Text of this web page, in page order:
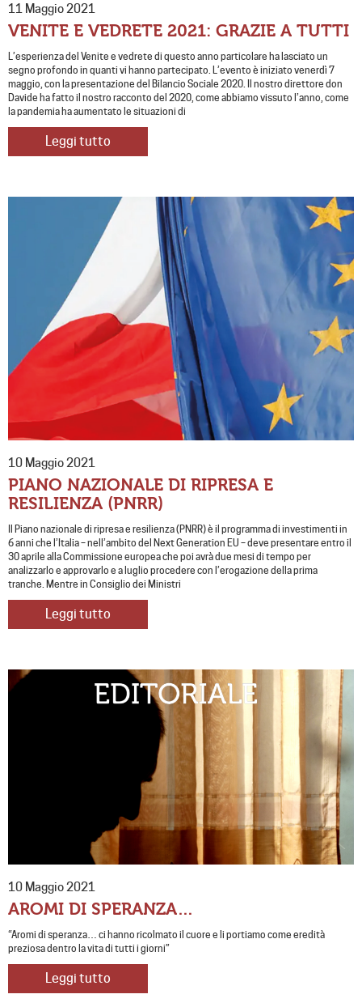
11 Maggio 2021
VENITE E VEDRETE 2021: GRAZIE A TUTTI
L’esperienza del Venite e vedrete di questo anno particolare ha lasciato un
segno profondo in quanti vi hanno partecipato. L’evento è iniziato venerdì 7
maggio, con la presentazione del Bilancio Sociale 2020. Il nostro direttore don
Davide ha fatto il nostro racconto del 2020, come abbiamo vissuto l’anno, come
la pandemia ha aumentato le situazioni di
Leggi tutto
10 Maggio 2021
PIANO NAZIONALE DI RIPRESA E
RESILIENZA (PNRR)
Il Piano nazionale di ripresa e resilienza (PNRR) è il programma di investimenti in
6 anni che l’Italia – nell’ambito del Next Generation EU – deve presentare entro il
30 aprile alla Commissione europea che poi avrà due mesi di tempo per
analizzarlo e approvarlo e a luglio procedere con l’erogazione della prima
tranche. Mentre in Consiglio dei Ministri
Leggi tutto
10 Maggio 2021
AROMI DI SPERANZA…
“Aromi di speranza… ci hanno ricolmato il cuore e li portiamo come eredità
preziosa dentro la vita di tutti i giorni”
Leggi tutto